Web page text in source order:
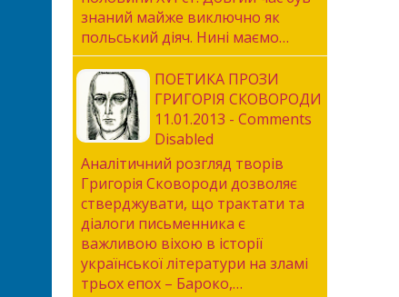
знаний майже виключно як
польський діяч. Нині маємо…
ПОЕТИКА ПРОЗИ
ГРИГОРІЯ СКОВОРОДИ
11.01.2013 - Comments
Disabled
Аналітичний розгляд творів
Григорія Сковороди дозволяє
стверджувати, що трактати та
діалоги письменника є
важливою віхою в історії
української літератури на зламі
трьох епох – Бароко,…